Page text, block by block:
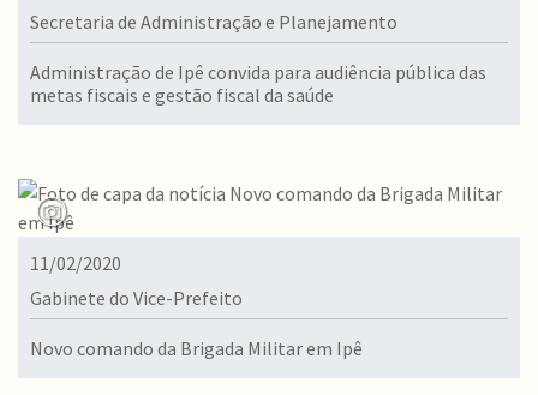
Secretaria de Administração e Planejamento
Administração de Ipê convida para audiência pública das
metas fiscais e gestão fiscal da saúde
11/02/2020
Gabinete do Vice-Prefeito
Novo comando da Brigada Militar em Ipê